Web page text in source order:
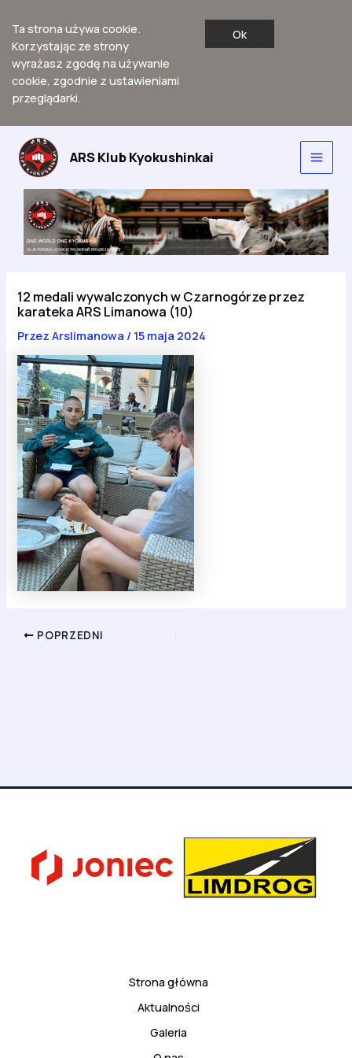
Ta strona używa cookie.
Korzystając ze strony
wyrażasz zgodę na używanie
cookie, zgodnie z ustawieniami
przeglądarki.
Ok
Przejdź
treści
ARS Klub Kyokushinkai
Main
12 medali wywalczonych w Czarnogórze przez
karateka ARS Limanowa (10)
PrzezArslimanowa / 15 maja 2024
POPRZEDNI
Strona główna
Aktualności
Galeria